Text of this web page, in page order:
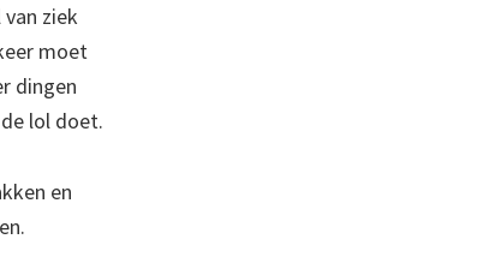
ziek
moet
dingen
lol doet.
en